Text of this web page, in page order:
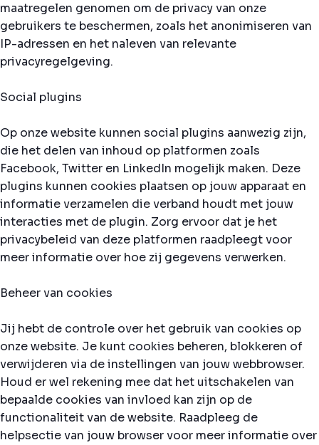
maatregelen genomen om de privacy van onze
gebruikers te beschermen, zoals het anonimiseren van
IP-adressen en het naleven van relevante
privacyregelgeving.
Social plugins
Op onze website kunnen social plugins aanwezig zijn,
die het delen van inhoud op platformen zoals
Facebook, Twitter en LinkedIn mogelijk maken. Deze
plugins kunnen cookies plaatsen op jouw apparaat en
informatie verzamelen die verband houdt met jouw
interacties met de plugin. Zorg ervoor dat je het
privacybeleid van deze platformen raadpleegt voor
meer informatie over hoe zij gegevens verwerken.
Beheer van cookies
Jij hebt de controle over het gebruik van cookies op
onze website. Je kunt cookies beheren, blokkeren of
verwijderen via de instellingen van jouw webbrowser.
Houd er wel rekening mee dat het uitschakelen van
bepaalde cookies van invloed kan zijn op de
functionaliteit van de website. Raadpleeg de
helpsectie van jouw browser voor meer informatie over